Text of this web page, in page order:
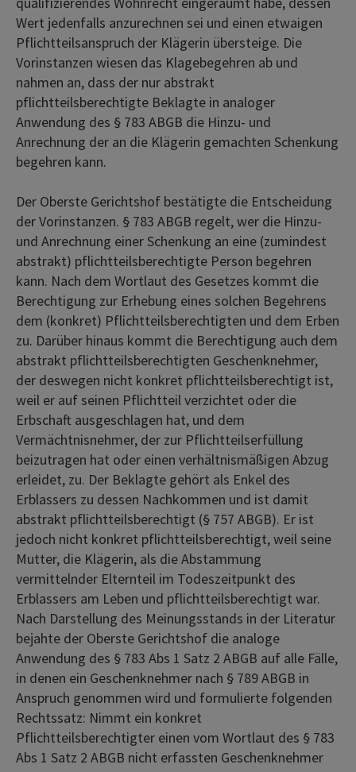
Wert jedenfalls anzurechnen sei und einen etwaigen
Pflichtteilsanspruch der Klägerin übersteige. Die
Vorinstanzen wiesen das Klagebegehren ab und
nahmen an, dass der nur abstrakt
pflichtteilsberechtigte Beklagte in analoger
Anwendung des § 783 ABGB die Hinzu- und
Anrechnung der an die Klägerin gemachten Schenkung
begehren kann.
Der Oberste Gerichtshof bestätigte die Entscheidung
der Vorinstanzen. § 783 ABGB regelt, wer die Hinzu-
und Anrechnung einer Schenkung an eine (zumindest
abstrakt) pflichtteilsberechtigte Person begehren
kann. Nach dem Wortlaut des Gesetzes kommt die
Berechtigung zur Erhebung eines solchen Begehrens
dem (konkret) Pflichtteilsberechtigten und dem Erben
zu. Darüber hinaus kommt die Berechtigung auch dem
abstrakt pflichtteilsberechtigten Geschenknehmer,
der deswegen nicht konkret pflichtteilsberechtigt ist,
weil er auf seinen Pflichtteil verzichtet oder die
Erbschaft ausgeschlagen hat, und dem
Vermächtnisnehmer, der zur Pflichtteilserfüllung
beizutragen hat oder einen verhältnismäßigen Abzug
erleidet, zu. Der Beklagte gehört als Enkel des
Erblassers zu dessen Nachkommen und ist damit
abstrakt pflichtteilsberechtigt (§ 757 ABGB). Er ist
jedoch nicht konkret pflichtteilsberechtigt, weil seine
Mutter, die Klägerin, als die Abstammung
vermittelnder Elternteil im Todeszeitpunkt des
Erblassers am Leben und pflichtteilsberechtigt war.
Nach Darstellung des Meinungsstands in der Literatur
bejahte der Oberste Gerichtshof die analoge
Anwendung des § 783 Abs 1 Satz 2 ABGB auf alle Fälle,
in denen ein Geschenknehmer nach § 789 ABGB in
Anspruch genommen wird und formulierte folgenden
Rechtssatz: Nimmt ein konkret
Pflichtteilsberechtigter einen vom Wortlaut des § 783
Abs 1 Satz 2 ABGB nicht erfassten Geschenknehmer